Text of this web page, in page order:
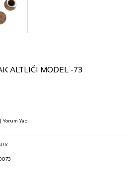
ALTLIĞI MODEL -73
| Yorum Yap